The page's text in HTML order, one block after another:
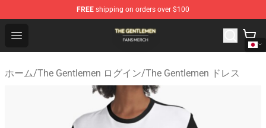
FREE shipping on orders over $100
Open menu
The Gentlemen Shop - Official The Gentlemen
ホーム/The Gentlemen ログイン/The Gentlemen ドレス